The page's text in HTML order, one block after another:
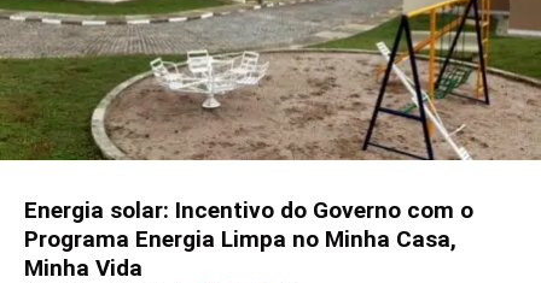
Energia solar: Incentivo do Governo com o
Programa Energia Limpa no Minha Casa,
Minha Vida